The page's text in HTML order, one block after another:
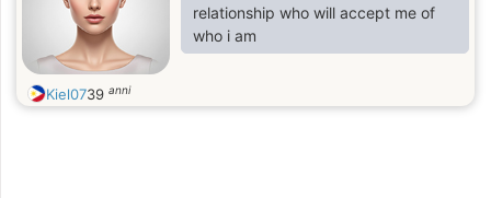
relationship who will accept me of
who i am
Kiel0739 anni